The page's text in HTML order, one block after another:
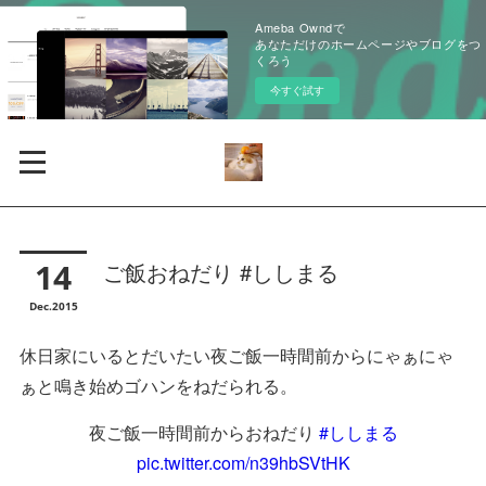
Ameba Owndで
あなただけのホームページやブログをつ
くろう
今すぐ試す
14
Dec 2015
ご飯おねだり #ししまる
休日家にいるとだいたい夜ご飯一時間前からにゃぁにゃ
ぁと鳴き始めゴハンをねだられる。
夜ご飯一時間前からおねだり #ししまる
pic.twitter.com/n39hbSVtHK